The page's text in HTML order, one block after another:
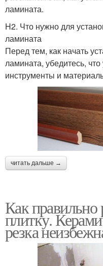
ламината.
H2. Что нужно для
ламината
Перед тем, как начать
ламината, убедитесь,
инструменты и
читать дальше →
Как правильно
плитку.
резка